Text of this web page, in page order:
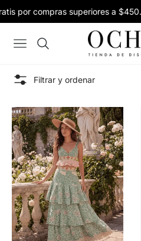
compras superiores a $450.000
Navigation
Filtrar y ordenar